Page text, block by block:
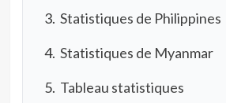
Statistiques de Philippines
Statistiques de Myanmar
Tableau statistiques